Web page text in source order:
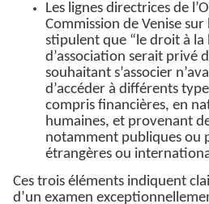
Les lignes directrices de
Commission de Venise
stipulent que “le droit à la
d’association serait privé
souhaitant s’associer
d’accéder à différents
compris financières, en
humaines, et provenant
notamment publiques ou
étrangères ou
Ces trois éléments indiquent
d’un examen